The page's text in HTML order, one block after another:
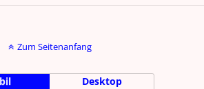
Zum Seitenanfang
Desktop